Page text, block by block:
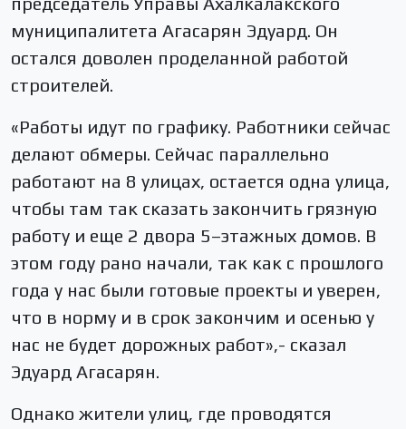
муниципалитета Агасарян Эдуард. Он
остался доволен проделанной работой
строителей.
«Работы идут по графику. Работники сейчас
делают обмеры. Сейчас параллельно
работают на 8 улицах, остается одна улица,
чтобы там так сказать закончить грязную
работу и еще 2 двора 5–этажных домов. В
этом году рано начали, так как с прошлого
года у нас были готовые проекты и уверен,
что в норму и в срок закончим и осенью у
нас не будет дорожных работ»,- сказал
Эдуард Агасарян.
Однако жители улиц, где проводятся